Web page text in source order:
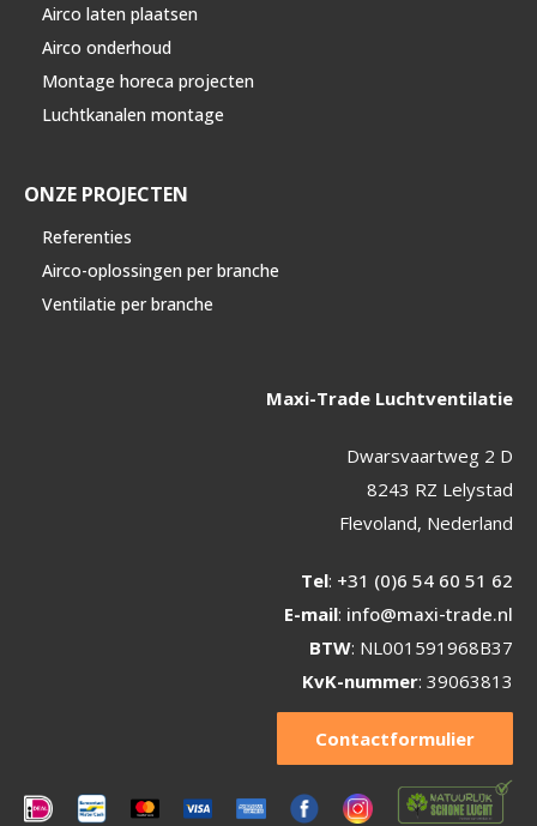
Airco laten plaatsen
Airco onderhoud
Montage horeca projecten
Luchtkanalen montage
ONZE PROJECTEN
Referenties
Airco-oplossingen per branche
Ventilatie per branche
Maxi-Trade Luchtventilatie
Dwarsvaartweg 2 D
8243 RZ Lelystad
Flevoland, Nederland
Tel: +31 (0)6 54 60 51 62
E-mail: info@maxi-trade.nl
BTW: NL001591968B37
KvK-nummer: 39063813
Contactformulier